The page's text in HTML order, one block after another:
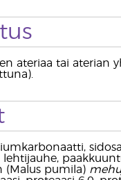
ateriaa tai aterian
lehtijauhe,
(Malus pumila)